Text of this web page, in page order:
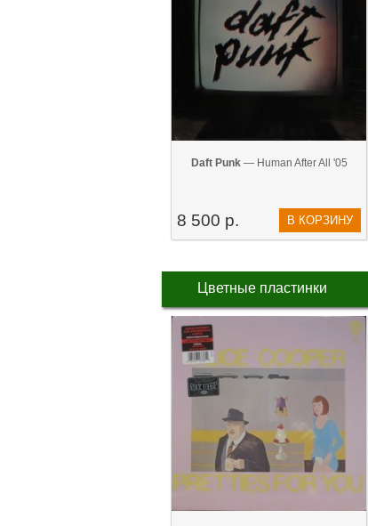
Daft Punk— Human After All '05
8 500 р. В КОРЗИНУ
Цветные пластинки